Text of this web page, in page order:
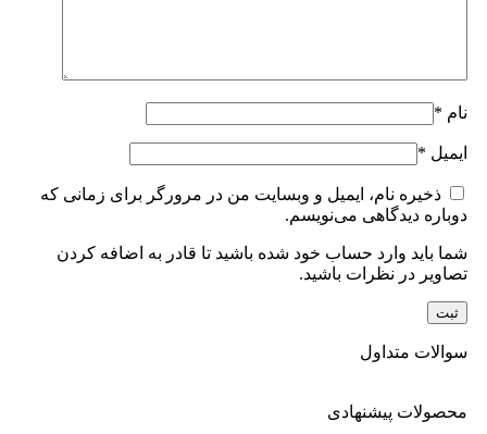
نام *
ایمیل *
ذخیره نام، ایمیل و وبسایت من در مرورگر برای زمانی که
دوباره دیدگاهی می‌نویسم.
شما باید وارد حساب خود شده باشید تا قادر به اضافه کردن
تصاویر در نظرات باشید.
سوالات متداول
محصولات پیشنهادی